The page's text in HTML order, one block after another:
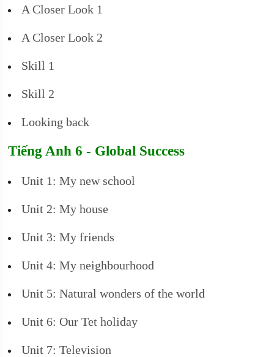
A Closer Look 1
A Closer Look 2
Skill 1
Skill 2
Looking back
Tiếng Anh 6 - Global Success
Unit 1: My new school
Unit 2: My house
Unit 3: My friends
Unit 4: My neighbourhood
Unit 5: Natural wonders of the world
Unit 6: Our Tet holiday
Unit 7: Television